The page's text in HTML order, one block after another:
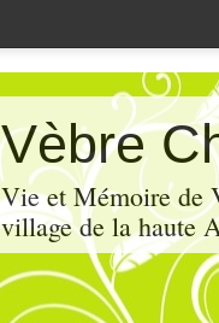
Vèbre
Vie et Mémoire de
village de la haute